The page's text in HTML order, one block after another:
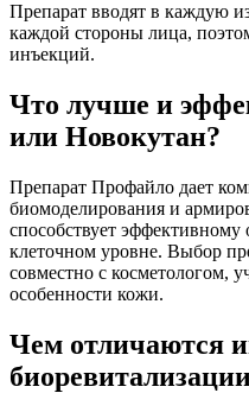
Препарат вводят в каждую
каждой стороны лица,
инъекций.
Что лучше и
или Новокутан?
Препарат Профайло дает
биомоделирования и
способствует
клеточном уровне. Выбор
совместно с косметологом,
особенности кожи.
Чем отличаются